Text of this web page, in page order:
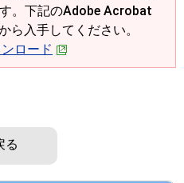
。下記のAdobe Acrobat
ら入手してください。
ロード
る